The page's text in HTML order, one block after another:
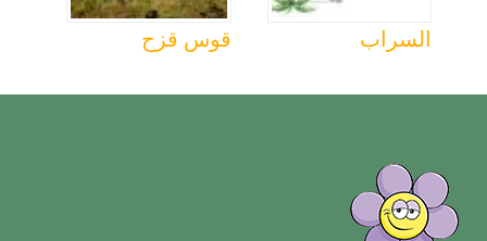
قوس قزح السراب